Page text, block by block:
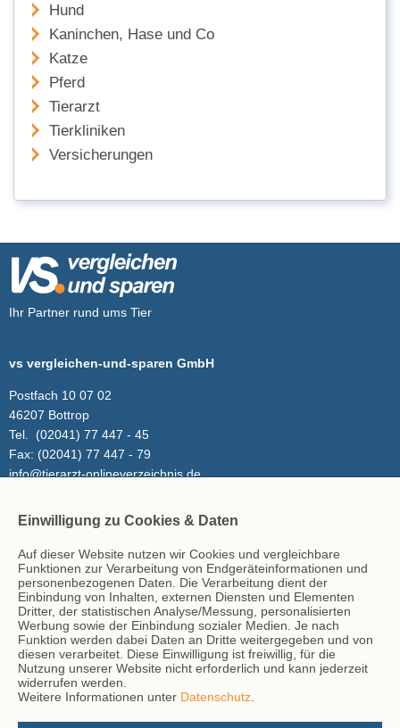
Hund
Kaninchen, Hase und Co
Katze
Pferd
Tierarzt
Tierkliniken
Versicherungen
Ihr Partner rund ums Tier
vs vergleichen-und-sparen GmbH
Postfach 10 07 02
46207 Bottrop
Tel.
(02041) 77 447 - 45
Fax: (02041) 77 447 - 79
info@tierarzt-onlineverzeichnis.de
Inhalt
Tierarzt-Suche
Blog
Hinweise
AGB
Impressum
Datenschutz
Kontakt
Einwilligung zu Cookies & Daten
Auf dieser Website nutzen wir Cookies und vergleichbare
Funktionen zur Verarbeitung von Endgeräteinformationen und
personenbezogenen Daten. Die Verarbeitung dient der
Einbindung von Inhalten, externen Diensten und Elementen
Dritter, der statistischen Analyse/Messung, personalisierten
Werbung sowie der Einbindung sozialer Medien. Je nach
Funktion werden dabei Daten an Dritte weitergegeben und von
diesen verarbeitet. Diese Einwilligung ist freiwillig, für die
Nutzung unserer Website nicht erforderlich und kann jederzeit
widerrufen werden.
Weitere Informationen unter Datenschutz